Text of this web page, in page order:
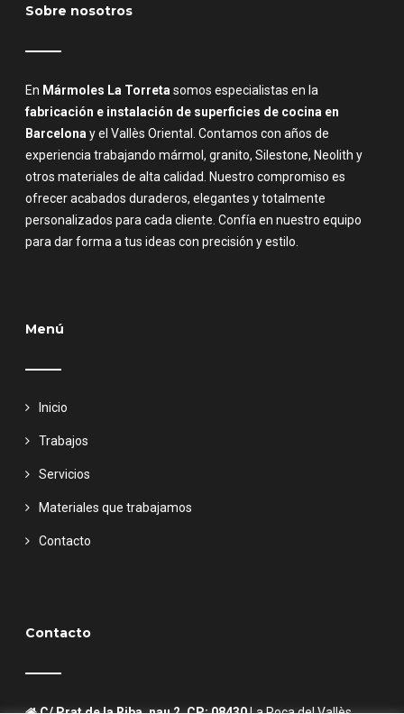
Sobre nosotros
En Mármoles La Torretasomos especialistas en la
fabricación e instalación de superficies de cocina en
Barcelonay el Vallès Oriental. Contamos con años de
experiencia trabajando mármol, granito, Silestone, Neolith y
otros materiales de alta calidad. Nuestro compromiso es
ofrecer acabados duraderos, elegantes y totalmente
personalizados para cada cliente. Confía en nuestro equipo
para dar forma a tus ideas con precisión y estilo.
Menú
Inicio
Trabajos
Servicios
Materiales que trabajamos
Contacto
Contacto